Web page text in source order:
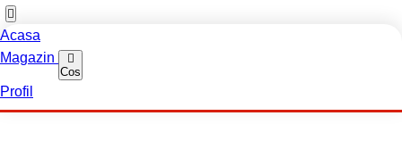
Acasa
Magazin
Cos
Profil